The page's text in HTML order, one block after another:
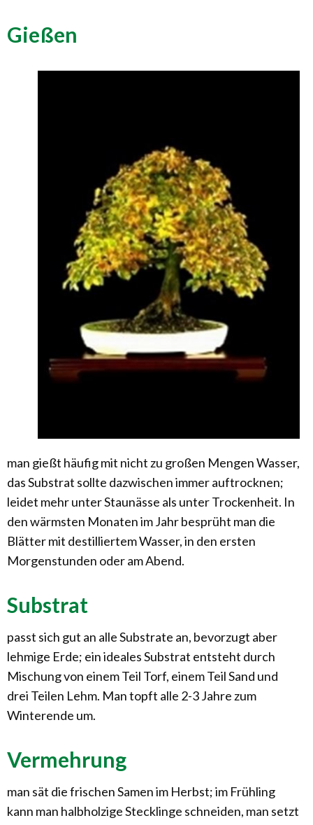
Gießen
man gießt häufig mit nicht zu großen Mengen Wasser,
das Substrat sollte dazwischen immer auftrocknen;
leidet mehr unter Staunässe als unter Trockenheit. In
den wärmsten Monaten im Jahr besprüht man die
Blätter mit destilliertem Wasser, in den ersten
Morgenstunden oder am Abend.
Substrat
passt sich gut an alle Substrate an, bevorzugt aber
lehmige Erde; ein ideales Substrat entsteht durch
Mischung von einem Teil Torf, einem Teil Sand und
drei Teilen Lehm. Man topft alle 2-3 Jahre zum
Winterende um.
Vermehrung
man sät die frischen Samen im Herbst; im Frühling
kann man halbholzige Stecklinge schneiden, man setzt